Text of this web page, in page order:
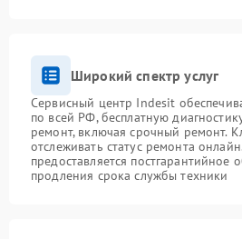
Широкий спектр услуг
Сервисный центр Indesit
по всей РФ, бесплатную
ремонт, включая срочный ремонт.
отслеживать статус ремонта
предоставляется постгарантийное
продления срока службы техники